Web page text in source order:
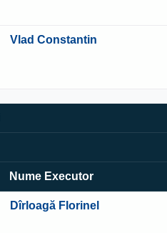
Vlad Constantin
Nume Executor
Dîrloagă Florinel